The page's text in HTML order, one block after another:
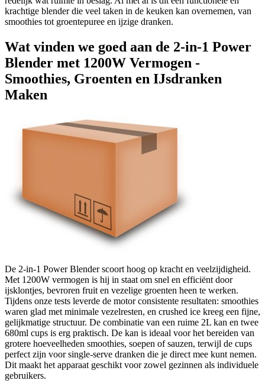
krachtige blender die veel taken in de keuken kan overnemen, van
smoothies tot groentepuree en ijzige dranken.
Wat vinden we goed aan de 2-in-1 Power
Blender met 1200W Vermogen -
Smoothies, Groenten en IJsdranken
Maken
De 2-in-1 Power Blender scoort hoog op kracht en veelzijdigheid.
Met 1200W vermogen is hij in staat om snel en efficiënt door
ijsklontjes, bevroren fruit en vezelige groenten heen te werken.
Tijdens onze tests leverde de motor consistente resultaten: smoothies
waren glad met minimale vezelresten, en crushed ice kreeg een fijne,
gelijkmatige structuur. De combinatie van een ruime 2L kan en twee
680ml cups is erg praktisch. De kan is ideaal voor het bereiden van
grotere hoeveelheden smoothies, soepen of sauzen, terwijl de cups
perfect zijn voor single-serve dranken die je direct mee kunt nemen.
Dit maakt het apparaat geschikt voor zowel gezinnen als individuele
gebruikers.